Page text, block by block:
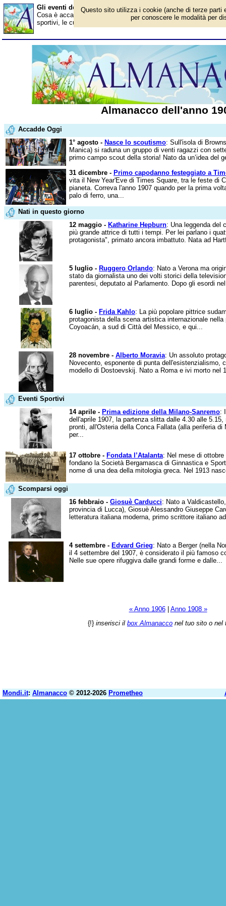
Gli eventi dell'anno 1907
Cosa è accaduto nel 1907? Ecco gli avvenimenti in Italia e
sportivi, le curiosità. Scopri i personaggi famosi. Per conoscere
Almanacco dell'anno
Accadde Oggi
1° agosto - Nasce lo scoutismo: Sull'isola di
Manica) si raduna un gruppo di venti ragazzi con
primo campo scout della storia! Nato da un’idea del
31 dicembre - Primo capodanno festeggiato a
vita il New Year'Eve di Times Square, tra le feste di
pianeta. Correva l'anno 1907 quando per la prima
palo di ferro, una...
Nati in questo giorno
12 maggio - Katharine Hepburn: Una leggenda del
più grande attrice di tutti i tempi. Per lei parlano i
protagonista", primato ancora imbattuto. Nata ad
5 luglio - Ruggero Orlando: Nato a Verona ma
stato da giornalista uno dei volti storici della
parentesi, deputato al Parlamento. Dopo gli esordi
6 luglio - Frida Kahlo: La più popolare pittrice
protagonista della scena artistica internazionale
Coyoacán, a sud di Città del Messico, e qui...
28 novembre - Alberto Moravia: Un assoluto
Novecento, esponente di punta dell'esistenzialismo,
modello di Dostoevskij. Nato a Roma e ivi morto nel
Eventi Sportivi
14 aprile - Prima edizione della Milano-Sanremo:
dell'aprile 1907, la partenza slitta dalle 4.30 alle
pronti, all'Osteria della Conca Fallata (alla periferia
per...
17 ottobre - Fondata l’Atalanta: Nel mese di
fondano la Società Bergamasca di Ginnastica e
nome di una dea della mitologia greca. Nel 1913
Scomparsi oggi
16 febbraio - Giosuè Carducci: Nato a
provincia di Lucca), Giosuè Alessandro Giuseppe
letteratura italiana moderna, primo scrittore italiano
4 settembre - Edvard Grieg: Nato a Berger (nella
il 4 settembre del 1907, è considerato il più famoso
Nelle sue opere rifuggiva dalle grandi forme e dalle...
« Anno 1906| Anno 1908 »
{!} inserisci il box Almanacco nel tuo sito o nel
Mondi.it: Almanacco © 2012-2026 Prometheo
Questo sito utilizza i cookie (anche di terze parti
per conoscere le modalità per